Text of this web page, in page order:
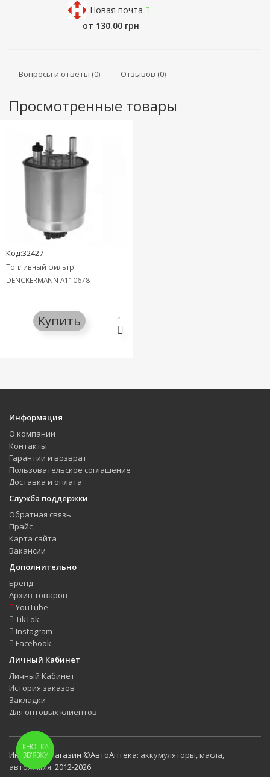
Новая почта
от 130.00 грн
Вопросы и ответы (0) Отзывов (0)
Просмотренные товары
Код:32427
Топливный фильтр
DENCKERMANN A110678
Купить
Информация
О компании
Контакты
Гарантии и возврат
Пользовательское соглашение
Доставка и оплата
Служба поддержки
Обратная связь
Прайс
Карта сайта
Вакансии
Дополнительно
Бренд
Архив товаров
YouTube
TikTok
Instagram
Facebook
Личный Кабинет
Личный Кабинет
История заказов
Закладки
Для оптовых клиентов
Интернет-магазин ©АвтоАптека: аккумуляторы масла
автохимия. 2012-2026
КНОПКА
ЗВ'ЯЗКУ